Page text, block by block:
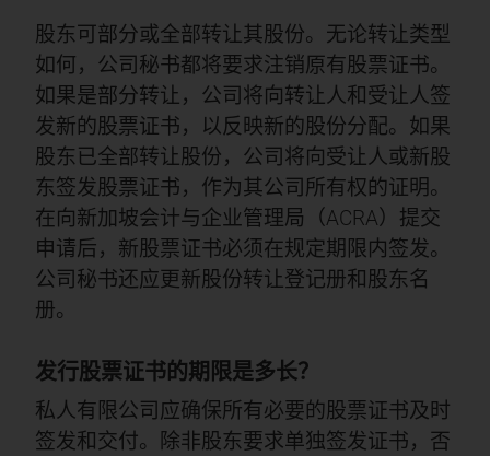
股东可部分或全部转让其股份。无论转让类型
如何，公司秘书都将要求注销原有股票证书。
如果是部分转让，公司将向转让人和受让人签
发新的股票证书，以反映新的股份分配。如果
股东已全部转让股份，公司将向受让人或新股
东签发股票证书，作为其公司所有权的证明。
在向新加坡会计与企业管理局（ACRA）提交
申请后，新股票证书必须在规定期限内签发。
公司秘书还应更新股份转让登记册和股东名
册。
发行股票证书的期限是多长？
私人有限公司应确保所有必要的股票证书及时
签发和交付。除非股东要求单独签发证书，否